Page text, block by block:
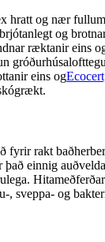
hratt og nær
og
ræktanir eins
eins og
fyrir rakt
einnig
sveppa- og